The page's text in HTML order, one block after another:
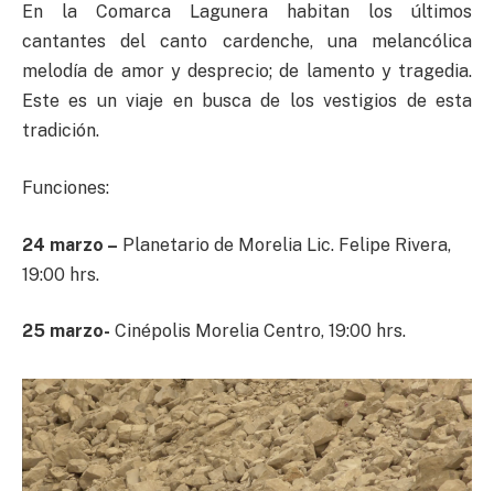
En la Comarca Lagunera habitan los últimos
cantantes del canto cardenche, una melancólica
melodía de amor y desprecio; de lamento y tragedia.
Este es un viaje en busca de los vestigios de esta
tradición.
Funciones:
24 marzo – Planetario de Morelia Lic. Felipe Rivera,
19:00 hrs.
25 marzo- Cinépolis Morelia Centro, 19:00 hrs.